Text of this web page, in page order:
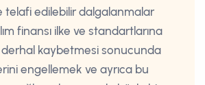
telafi edilebilir dalgalanmalar
finansı ilke ve standartlarına
kaybetmesi sonucunda
engellemek ve ayrıca bu